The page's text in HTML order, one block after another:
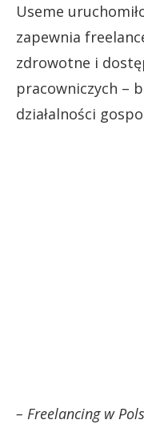
Useme
zapewnia
zdrowotne i
pracowniczych –
działalności
– Freelancing w